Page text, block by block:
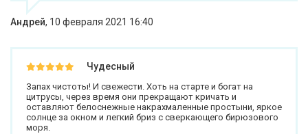
Андрей, 10 февраля 2021 16:40
Чудесный
Запах чистоты! И свежести. Хоть на старте и богат на
цитрусы, через время они прекращают кричать и
оставляют белоснежные накрахмаленные простыни, яркое
солнце за окном и легкий бриз с сверкающего бирюзового
моря.